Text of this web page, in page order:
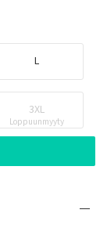
L
3XL
Loppuunmyyty